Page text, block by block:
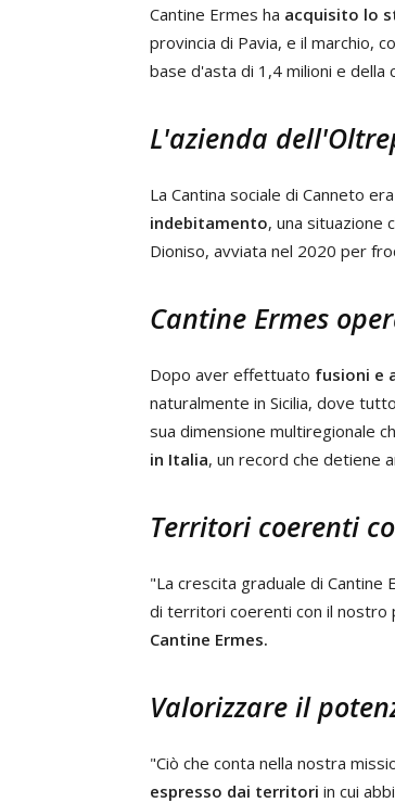
Cantine Ermes ha acquisito lo
provincia di Pavia, e il marchio,
base d'asta di 1,4 milioni e
L'azienda
La Cantina sociale di Canneto
indebitamento, una situazione
Dioniso, avviata nel 2020 per
Cantine Ermes
Dopo aver effettuato fusioni e
naturalmente in Sicilia, dove
sua dimensione multiregionale
in Italia, un record che detiene
Territori coerenti
"La crescita graduale di
di territori coerenti con il
Cantine Ermes.
Valorizzare il
"Ciò che conta nella nostra
espresso dai territori in cui